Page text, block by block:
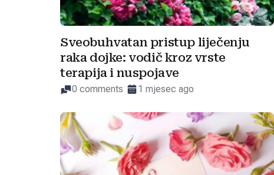
Sveobuhvatan pristup liječenju
raka dojke: vodič kroz vrste
terapija i nuspojave
0 comments 1 mjesec ago